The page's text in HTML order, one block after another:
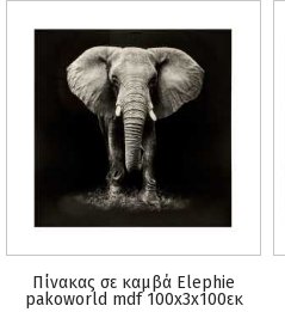
Πίνακας σε καμβά Elephie
pakoworld mdf 100x3x100εκ